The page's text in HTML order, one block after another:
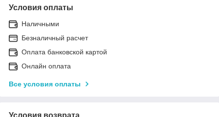
Условия оплаты
Наличными
Безналичный расчет
Оплата банковской картой
Онлайн оплата
Все условия оплаты
Условия возврата